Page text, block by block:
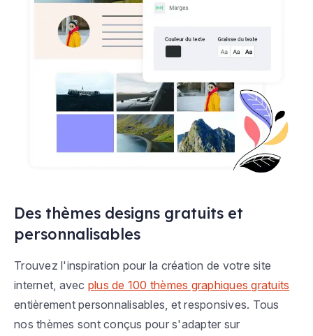
Des thèmes designs gratuits et
personnalisables
Trouvez l'inspiration pour la création de votre site
internet, avec plus de 100 thèmes graphiques gratuits
entièrement personnalisables, et responsives. Tous
nos thèmes sont conçus pour s'adapter sur